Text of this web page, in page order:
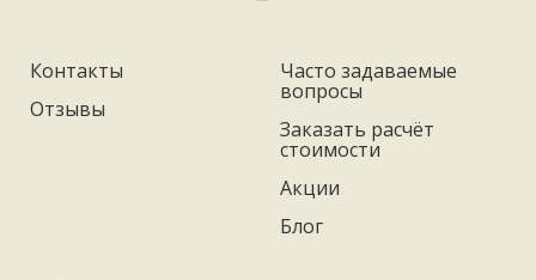
Контакты
Отзывы
Часто задаваемые
вопросы
Заказать расчёт
стоимости
Акции
Блог